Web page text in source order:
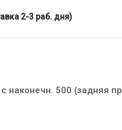
2-3 раб. дня)
наконечн. 500 (задняя